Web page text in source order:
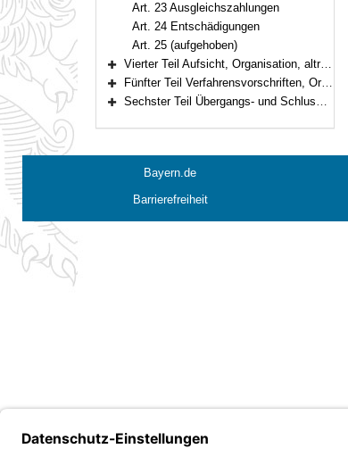
Art. 23 Ausgleichszahlungen
Art. 24 Entschädigungen
Art. 25 (aufgehoben)
Bereich erweitern
Vierter Teil Aufsicht, Organisation, altrechtliche Waldkörperschaften, Forstschutz (Art. 26–36)
Bereich erweitern
Fünfter Teil Verfahrensvorschriften, Ordnungswidrigkeiten (Art. 37–46)
Sechster Teil Übergangs- und Schlussvorschriften (Art. 47–52)
Bayern.de
Barrierefreiheit